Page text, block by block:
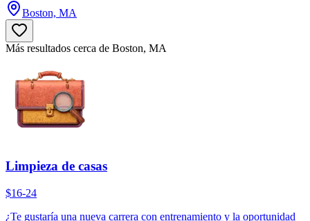
Boston, MA
Más resultados cerca de Boston, MA
Limpieza de casas
$16-24
¿Te gustaría una nueva carrera con entrenamiento y la oportunidad